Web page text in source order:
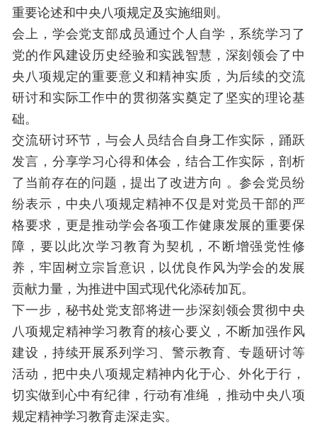
重要论述和中央八项规定及实施细则。
会上，学会党支部成员通过个人自学，系统学习了
党的作风建设历史经验和实践智慧，深刻领会了中
央八项规定的重要意义和精神实质，为后续的交流
研讨和实际工作中的贯彻落实奠定了坚实的理论基
础。
交流研讨环节，与会人员结合自身工作实际，踊跃
发言，分享学习心得和体会，结合工作实际，剖析
了当前存在的问题，提出了改进方向 。参会党员纷
纷表示，中央八项规定精神不仅是对党员干部的严
格要求，更是推动学会各项工作健康发展的重要保
障，要以此次学习教育为契机，不断增强党性修
养，牢固树立宗旨意识，以优良作风为学会的发展
贡献力量，为推进中国式现代化添砖加瓦。
下一步，秘书处党支部将进一步深刻领会贯彻中央
八项规定精神学习教育的核心要义，不断加强作风
建设，持续开展系列学习、警示教育、专题研讨等
活动，把中央八项规定精神内化于心、外化于行，
切实做到心中有纪律，行动有准绳 ，推动中央八项
规定精神学习教育走深走实。